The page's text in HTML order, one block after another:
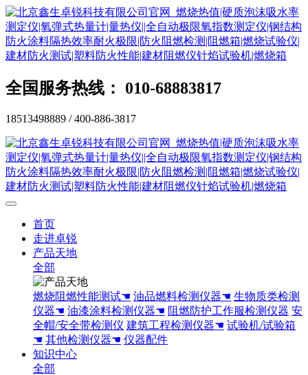
全国服务热线： 010-68883817
18513498889 / 400-886-3817
首页
走进卓锐
产品天地
全部
燃烧阻燃性能测试☚ 油品燃料检测仪器☚ 生物质类检测
仪器☚ 油漆涂料检测仪器☚ 阻燃防护工作服检测仪器 安
全帽/安全带检测仪 建筑工程检测仪器☚ 试验机/试验箱
☚ 其他检测仪器☚ 仪器配件
知识中心
全部